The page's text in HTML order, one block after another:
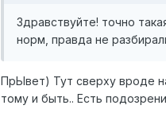
Здравствуйте! точно
норм, правда не
ПрЫвет) Тут сверху вроде
тому и быть.. Есть